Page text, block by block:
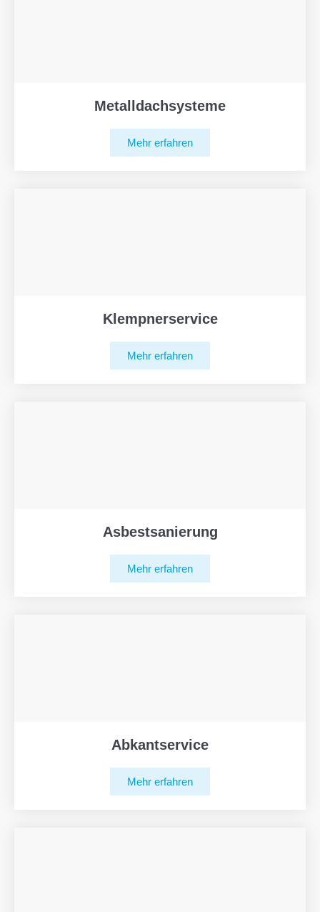
Metalldachsysteme
Mehr erfahren
Klempnerservice
Mehr erfahren
Asbestsanierung
Mehr erfahren
Abkantservice
Mehr erfahren